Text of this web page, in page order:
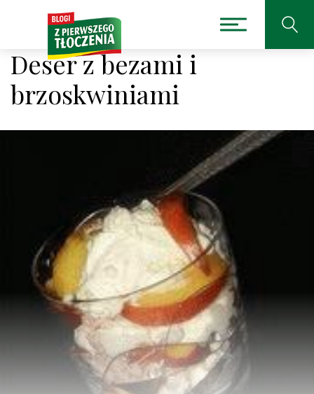
Deser z bezami i
brzoskwiniami